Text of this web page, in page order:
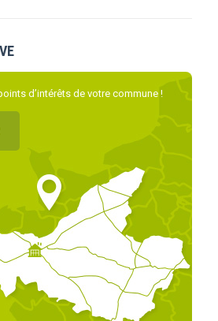
d’intérêts de votre commune !